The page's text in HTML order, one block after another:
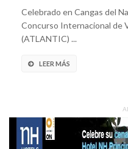
Celebrado en Cangas del
Concurso Internacional de
(ATLANTIC) ...
LEER MÁS